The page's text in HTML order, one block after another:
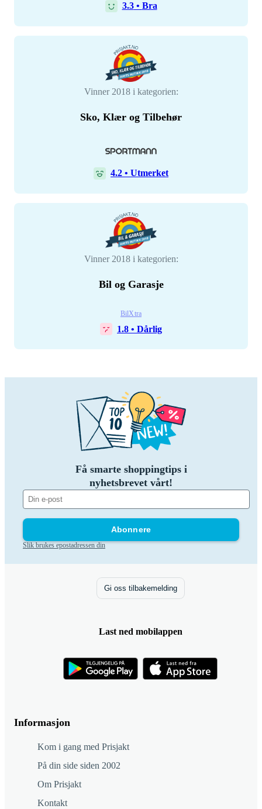
3.3• Bra
Vinner 2018 i kategorien:
Sko, Klær og Tilbehør
4.2 • Utmerket
Vinner 2018 i kategorien:
Bil og Garasje
BilXtra
1.8 • Dårlig
Få smarte shoppingtips i
nyhetsbrevet vårt!
Abonnere
Slik brukes epostadressen din
Informasjon
Kom i gang med Prisjakt
På din side siden 2002
Om Prisjakt
Kontakt
Gi oss tilbakemelding
Last ned mobilappen